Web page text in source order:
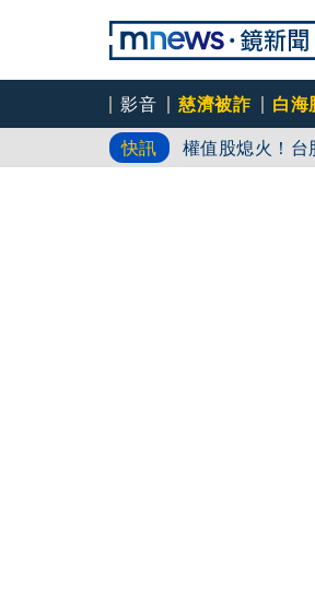
影音 慈濟被詐 白海
快訊
權值股熄火！
禁臨停「唯獨